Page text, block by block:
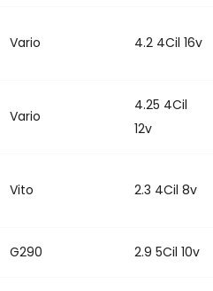
Vario 4.2 4Cil 16v
Vario
4.25 4Cil
12v
Vito 2.3 4Cil 8v
G290 2.9 5Cil 10v